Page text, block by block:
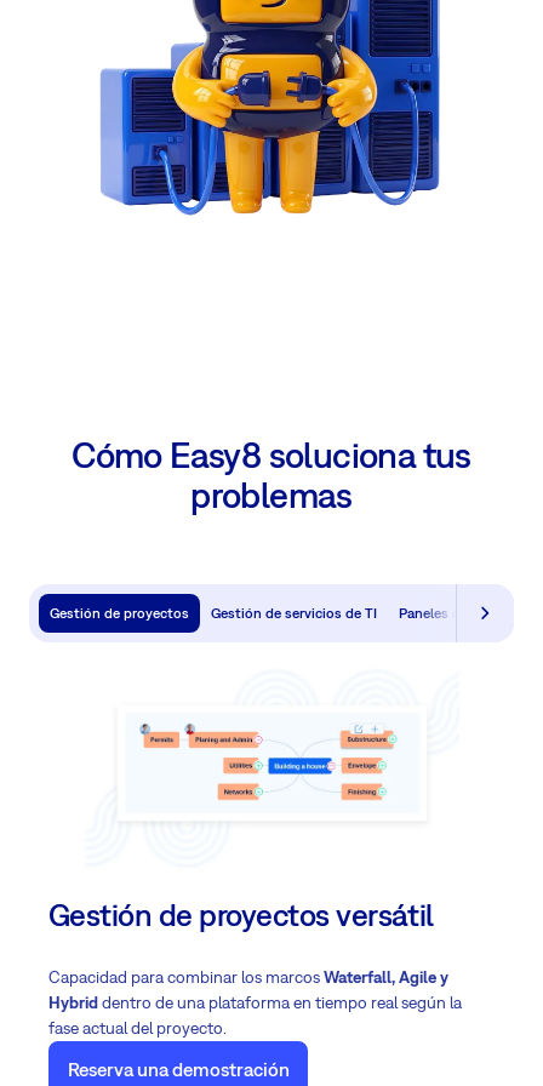
Cómo Easy8 soluciona tus
problemas
Gestión de proyectos Gestión de servicios de TI Paneles de control
Gestión de proyectos versátil
Capacidad para combinar los marcosWaterfall, Agile y
Hybriddentro de una plataforma en tiempo real según la
fase actual del proyecto.
Reserva una demostración